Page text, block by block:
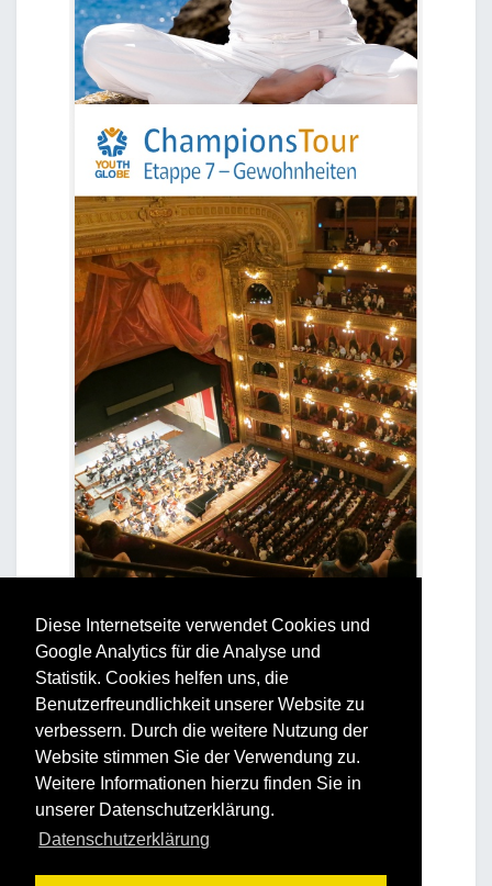
Diese Internetseite verwendet Cookies und
Google Analytics für die Analyse und
Statistik. Cookies helfen uns, die
Benutzerfreundlichkeit unserer Website zu
verbessern. Durch die weitere Nutzung der
Website stimmen Sie der Verwendung zu.
Weitere Informationen hierzu finden Sie in
unserer Datenschutzerklärung.
Datenschutzerklärung